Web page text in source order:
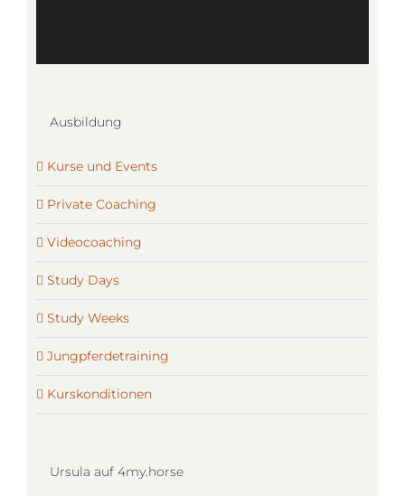
Ausbildung
Kurse und Events
Private Coaching
Videocoaching
Study Days
Study Weeks
Jungpferdetraining
Kurskonditionen
Ursula auf 4my.horse